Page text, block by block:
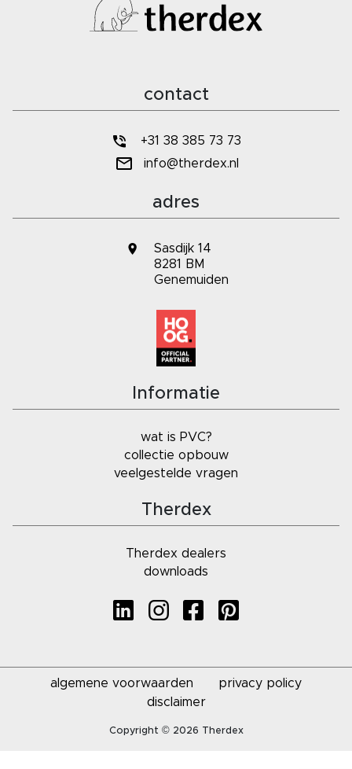
contact
+31 38 385 73 73
info@therdex.nl
adres
Sasdijk 14
8281 BM
Genemuiden
Informatie
wat is PVC?
collectie opbouw
veelgestelde vragen
Therdex
Therdex dealers
downloads
Copyright © 2026 Therdex
algemene voorwaarden
privacy policy
disclaimer